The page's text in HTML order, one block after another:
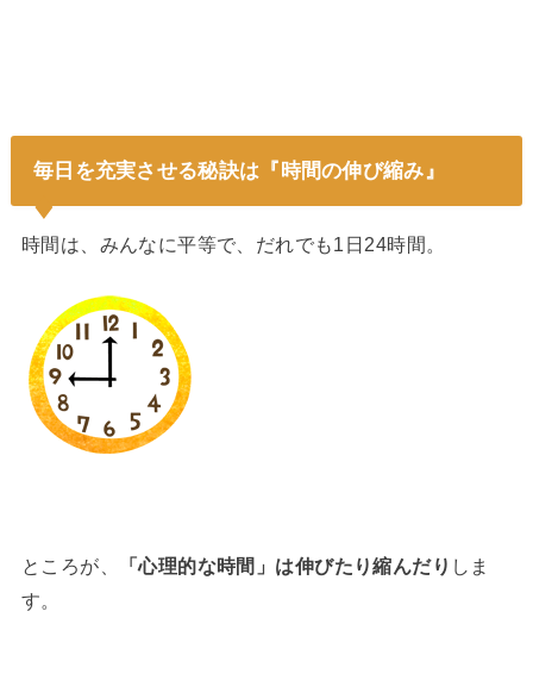
毎日を充実させる秘訣は『時間の伸び縮み』
時間は、みんなに平等で、だれでも1日24時間。
ところが、 「心理的な時間」は伸びたり縮んだり しま
す。